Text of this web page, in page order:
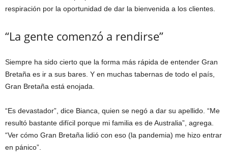
respiración por la oportunidad de dar la bienvenida a los clientes.
“La gente comenzó a rendirse”
Siempre ha sido cierto que la forma más rápida de entender Gran
Bretaña es ir a sus bares. Y en muchas tabernas de todo el país,
Gran Bretaña está enojada.
“Es devastador”, dice Bianca, quien se negó a dar su apellido. “Me
resultó bastante difícil porque mi familia es de Australia”, agrega.
“Ver cómo Gran Bretaña lidió con eso (la pandemia) me hizo entrar
en pánico”.